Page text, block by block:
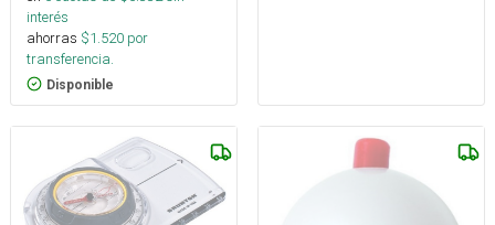
interés
ahorras $1.520 por
transferencia.
Disponible